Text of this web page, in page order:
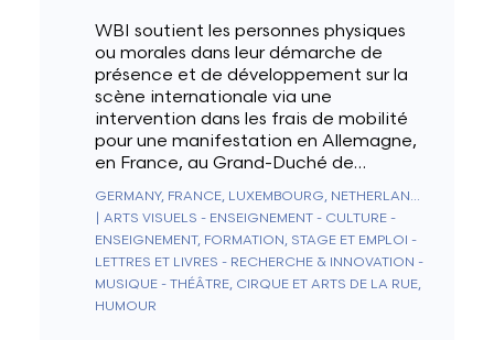
WBI soutient les personnes physiques
ou morales dans leur démarche de
présence et de développement sur la
scène internationale via une
intervention dans les frais de mobilité
pour une manifestation en Allemagne,
en France, au Grand-Duché de…
GERMANY, FRANCE, LUXEMBOURG, NETHERLANDS
ARTS VISUELS - ENSEIGNEMENT - CULTURE -
ENSEIGNEMENT, FORMATION, STAGE ET EMPLOI -
LETTRES ET LIVRES - RECHERCHE & INNOVATION -
MUSIQUE - THÉÂTRE, CIRQUE ET ARTS DE LA RUE,
HUMOUR